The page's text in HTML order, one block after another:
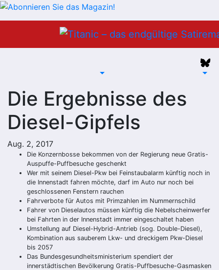
Die Ergebnisse des
Diesel-Gipfels
Aug. 2, 2017
Die Konzernbosse bekommen von der Regierung neue Gratis-
Auspuffe-Puffbesuche geschenkt
Wer mit seinem Diesel-Pkw bei Feinstaubalarm künftig noch in
die Innenstadt fahren möchte, darf im Auto nur noch bei
geschlossenen Fenstern rauchen
Fahrverbote für Autos mit Primzahlen im Nummernschild
Fahrer von Dieselautos müssen künftig die Nebelscheinwerfer
bei Fahrten in der Innenstadt immer eingeschaltet haben
Umstellung auf Diesel-Hybrid-Antrieb (sog. Double-Diesel),
Kombination aus sauberem Lkw- und dreckigem Pkw-Diesel
bis 2057
Das Bundesgesundheitsministerium spendiert der
innerstädtischen Bevölkerung Gratis-Puffbesuche-Gasmasken